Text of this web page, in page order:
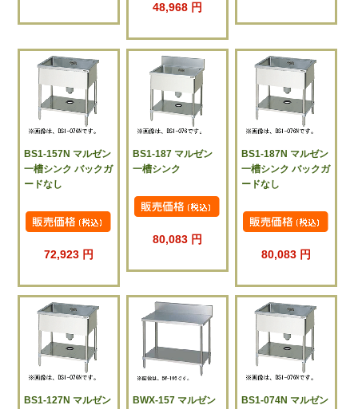
48,968 円
BS1-157N マルゼン
一槽シンク バックガ
ードなし
72,923 円
BS1-187 マルゼン
一槽シンク
80,083 円
BS1-187N マルゼン
一槽シンク バックガ
ードなし
80,083 円
BS1-127N マルゼン
BWX-157 マルゼン
BS1-074N マルゼン